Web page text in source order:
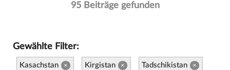
95 Beiträge gefunden
Gewählte Filter:
Kasachstan × Kirgistan × Tadschikistan ×